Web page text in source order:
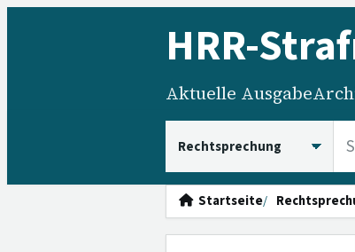
HRR-
Aktuelle Ausgabe
Startseite